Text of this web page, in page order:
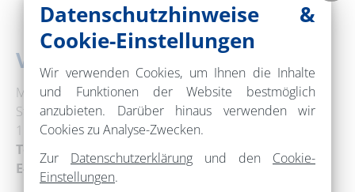
Veranstaltungsort
Museum Eberswalde
Steinstraße 3
16225 Eberswalde
Telefon:
+49 3334 64520
E-Mail: museum@eberswalde.de
Datenschutzhinweise &
Cookie-Einstellungen
Wir verwenden Cookies, um Ihnen die Inhalte
und Funktionen der Website bestmöglich
anzubieten. Darüber hinaus verwenden wir
Cookies zu Analyse-Zwecken.
Zur Datenschutzerklärung und den Cookie-
Einstellungen.